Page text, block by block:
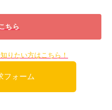
ちら
りたい方はこちら！
フォーム